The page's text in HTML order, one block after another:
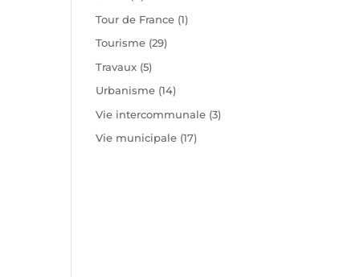
Tour de France (1)
Tourisme (29)
Travaux (5)
Urbanisme (14)
Vie intercommunale (3)
Vie municipale (17)